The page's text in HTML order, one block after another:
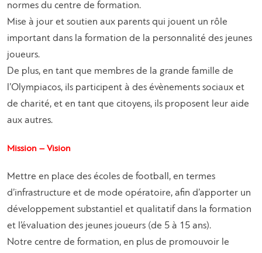
normes du centre de formation.
Mise à jour et soutien aux parents qui jouent un rôle
important dans la formation de la personnalité des jeunes
joueurs.
De plus, en tant que membres de la grande famille de
l’Olympiacos, ils participent à des évènements sociaux et
de charité, et en tant que citoyens, ils proposent leur aide
aux autres.
Mission – Vision
Mettre en place des écoles de football, en termes
d’infrastructure et de mode opératoire, afin d’apporter un
développement substantiel et qualitatif dans la formation
et l’évaluation des jeunes joueurs (de 5 à 15 ans).
Notre centre de formation, en plus de promouvoir le